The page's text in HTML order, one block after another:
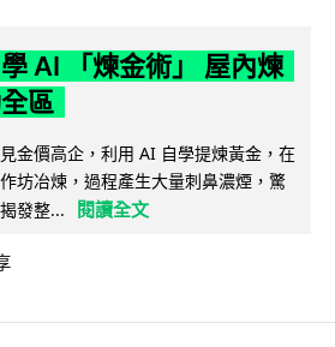
AI 「煉金術」 屋內煉
區
金價高企，利用 AI 自學提煉黃金，在
坊冶煉，過程產生大量刺鼻濃煙，驚
發整...
閱讀全文